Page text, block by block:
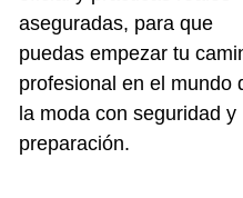
aseguradas, para que
puedas empezar tu
profesional en el mundo
la moda con seguridad y
preparación.